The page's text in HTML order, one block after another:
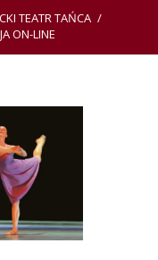
TEATR TAŃCA
ON-LINE